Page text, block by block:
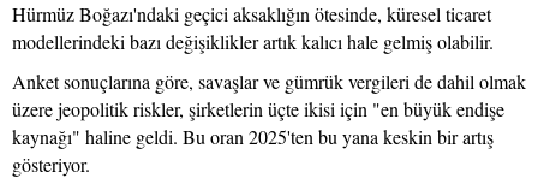
Hürmüz Boğazı'ndaki geçici aksaklığın ötesinde, küresel ticaret
modellerindeki bazı değişiklikler artık kalıcı hale gelmiş olabilir.
Anket sonuçlarına göre, savaşlar ve gümrük vergileri de dahil olmak
üzere jeopolitik riskler, şirketlerin üçte ikisi için "en büyük endişe
kaynağı" haline geldi. Bu oran 2025'ten bu yana keskin bir artış
gösteriyor.